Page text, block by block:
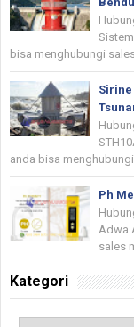
bisa menghubungi
Sirine
anda bisa
Ph
Adwa
sales
Kategori